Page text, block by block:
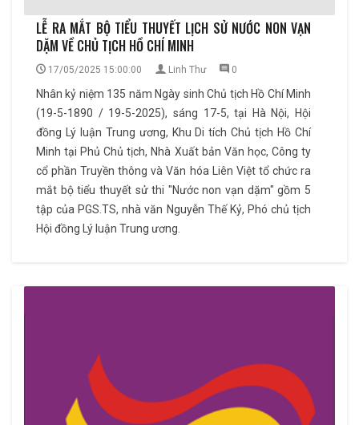
LỄ RA MẮT BỘ TIỂU THUYẾT LỊCH SỬ NƯỚC NON VẠN
DẶM VỀ CHỦ TỊCH HỒ CHÍ MINH
17/05/2025 15:00:00 Linh Thư 0
Nhân kỷ niệm 135 năm Ngày sinh Chủ tịch Hồ Chí Minh
(19-5-1890 / 19-5-2025), sáng 17-5, tại Hà Nội, Hội
đồng Lý luận Trung ương, Khu Di tích Chủ tịch Hồ Chí
Minh tại Phủ Chủ tịch, Nhà Xuất bản Văn học, Công ty
cổ phần Truyền thông và Văn hóa Liên Việt tổ chức ra
mắt bộ tiểu thuyết sử thi "Nước non vạn dặm" gồm 5
tập của PGS.TS, nhà văn Nguyễn Thế Kỷ, Phó chủ tịch
Hội đồng Lý luận Trung ương.